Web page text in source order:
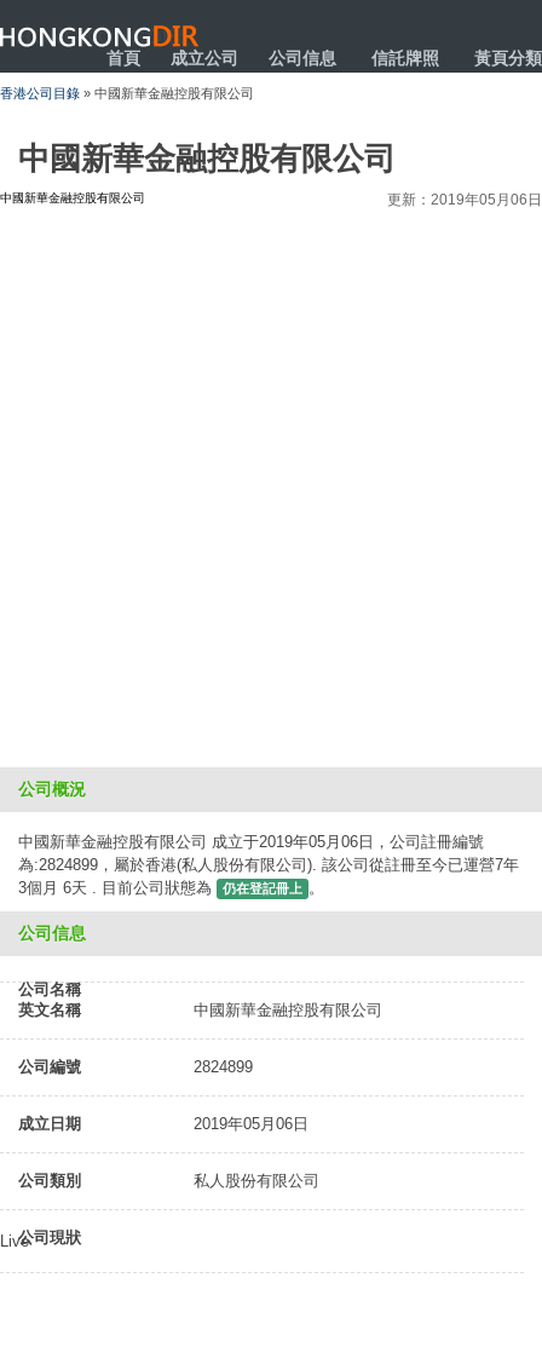
HONGKONGDIR
首頁 成立公司 公司信息 信託牌照 黃頁分類
香港公司目錄 » 中國新華金融控股有限公司
中國新華金融控股有限公司
中國新華金融控股有限公司 更新：2019年05月06日
公司概況
中國新華金融控股有限公司 成立于2019年05月06日，公司註冊編號
為:2824899，屬於香港(私人股份有限公司). 該公司從註冊至今已運營7年
3個月 6天 . 目前公司狀態為
仍在登記冊上 。
公司信息
公司名稱
英文名稱
中國新華金融控股有限公司
公司編號 2824899
成立日期 2019年05月06日
公司類別 私人股份有限公司
公司現狀
Live